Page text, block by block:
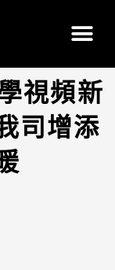
視頻新
司增添